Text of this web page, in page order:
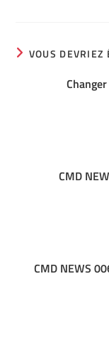
VOUS DEVRIEZ
CMD
CMD NEWS